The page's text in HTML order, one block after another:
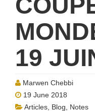
19
Marwen Chebbi
19 June 2018
Articles Blog
Notes